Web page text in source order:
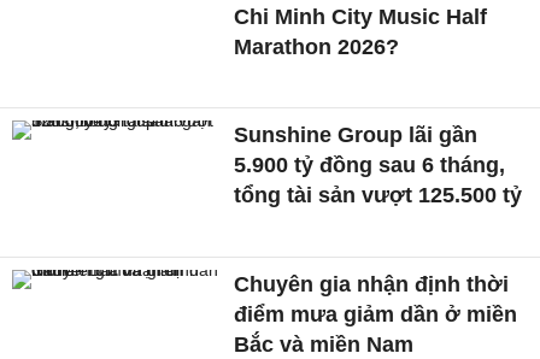
Chi Minh City Music Half
Marathon 2026?
Sunshine Group lãi gần
5.900 tỷ đồng sau 6 tháng,
tổng tài sản vượt 125.500 tỷ
Chuyên gia nhận định thời
điểm mưa giảm dần ở miền
Bắc và miền Nam